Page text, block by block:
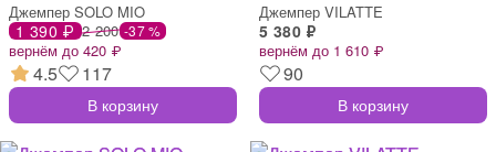
Джемпер SOLO MIO
1 390 ₽ 2 200 -37 %
вернём до 420 ₽
4.5 117
В корзину
Джемпер VILATTE
5 380 ₽
вернём до 1 610 ₽
90
В корзину